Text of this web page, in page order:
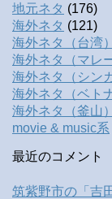
地元ネタ (176)
海外ネタ (121)
海外ネタ（台湾）
海外ネタ（マレ
海外ネタ（シン
海外ネタ（ベト
海外ネタ（釜山）
movie & music系
最近のコメント
筑紫野市の「吉